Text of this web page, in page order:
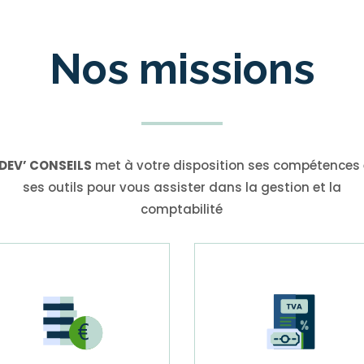
Nos missions
CONSEILS met à votre disposition ses compétences
ses outils pour vous assister dans la gestion et la
comptabilité